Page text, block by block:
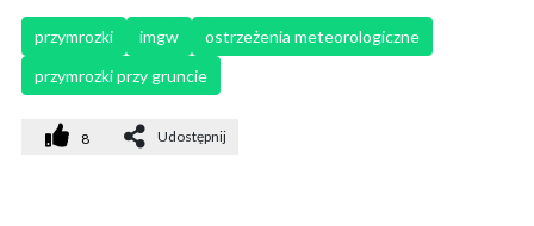
przymrozki imgw
ostrzeżenia meteorologiczne
przymrozki przy gruncie
8 Udostępnij